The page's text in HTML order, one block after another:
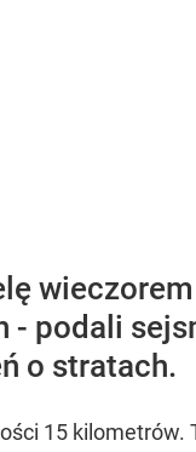
- podali
o stratach.
15 kilometrów.